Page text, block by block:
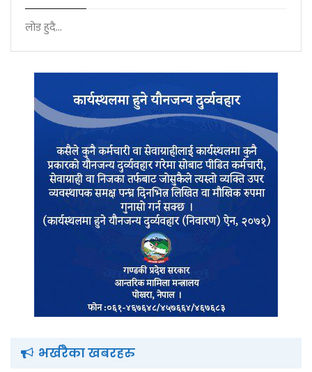
लोड हुदै...
भर्खरैका खबरहरु